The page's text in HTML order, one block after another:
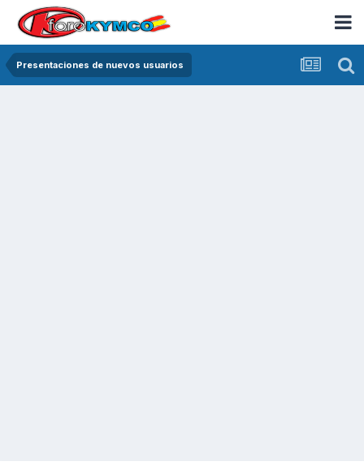
Presentaciones de nuevos usuarios